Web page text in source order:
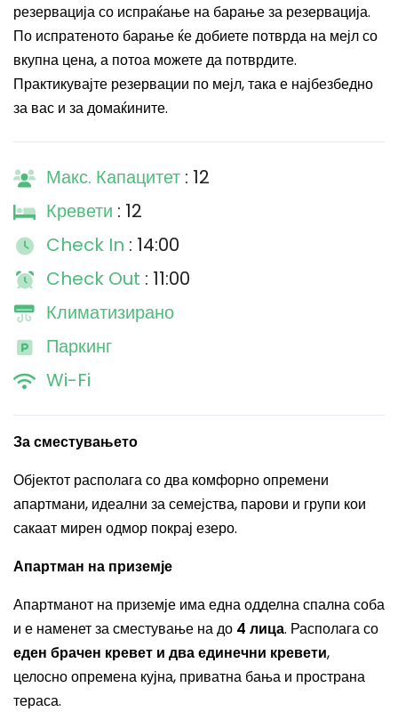
резервација со испраќање на барање за резервација.
По испратеното барање ќе добиете потврда на мејл со
вкупна цена, а потоа можете да потврдите.
Практикувајте резервации по мејл, така е најбезбедно
за вас и за домаќините.
Макс. Капацитет : 12
Кревети : 12
Check In : 14:00
Check Out : 11:00
Климатизирано
Паркинг
Wi-Fi
За сместувањето
Објектот располага со два комфорно опремени
апартмани, идеални за семејства, парови и групи кои
сакаат мирен одмор покрај езеро.
Апартман на приземје
Апартманот на приземје има една одделна спална соба
и е наменет за сместување на до 4 лица. Располага со
еден брачен кревет и два единечни кревети,
целосно опремена кујна, приватна бања и пространа
тераса.